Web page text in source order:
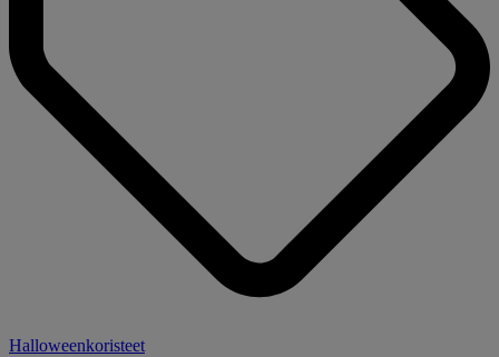
Halloweenkoristeet